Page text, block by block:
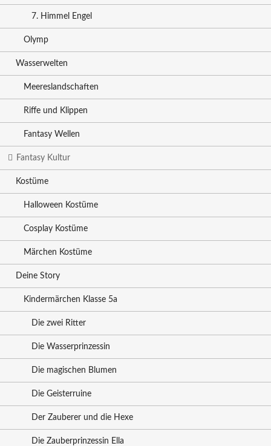
7. Himmel Engel
Olymp
Wasserwelten
Meereslandschaften
Riffe und Klippen
Fantasy Wellen
Fantasy Kultur
Kostüme
Halloween Kostüme
Cosplay Kostüme
Märchen Kostüme
Deine Story
Kindermärchen Klasse 5a
Die zwei Ritter
Die Wasserprinzessin
Die magischen Blumen
Die Geisterruine
Der Zauberer und die Hexe
Die Zauberprinzessin Ella